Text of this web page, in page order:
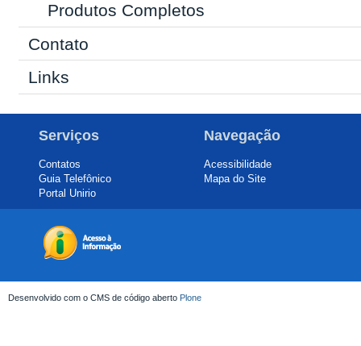
Produtos Completos
Contato
Links
Serviços
Contatos
Guia Telefônico
Portal Unirio
Navegação
Acessibilidade
Mapa do Site
Desenvolvido com o CMS de código aberto Plone